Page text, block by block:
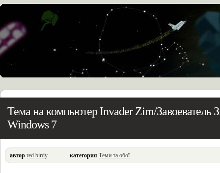
Тема на компьютер Invader Zim/Завоеватель
Windows 7
автор red birdy категория Теми та обої